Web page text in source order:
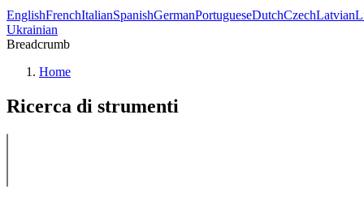
EnglishFrenchItalianSpanishGermanPortugueseDutchCzechLatvian
Ukrainian
Breadcrumb
Home
Ricerca di strumenti